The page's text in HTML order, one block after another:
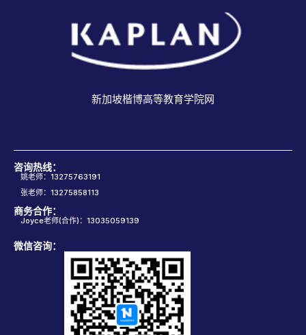
新加坡楷博高等教育学院网
咨询热线：
姚老师：13275763191
张老师：13275858113
商务合作：
Joyce老师(合作)：13035059139
微信咨询：